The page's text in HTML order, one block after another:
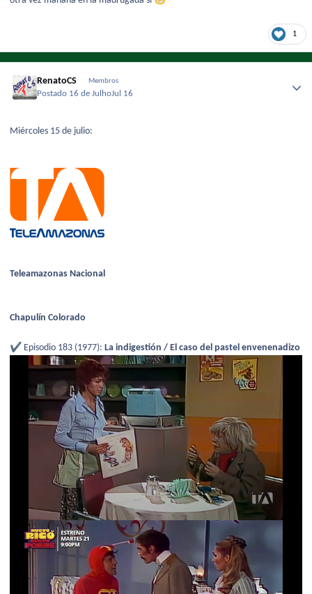
1
RenatoCS Membros
Postado 16 de JulhoJul 16
Miércoles 15 de julio:
Teleamazonas Nacional
Chapulín Colorado
✔️ Episodio 183 (1977): La indigestión / El caso del pastel envenenadizo